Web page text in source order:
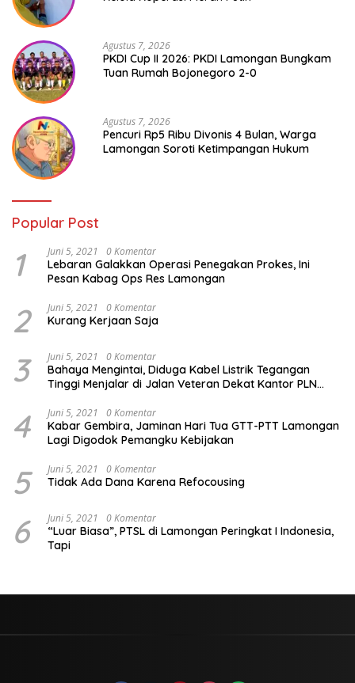
Agustus 7, 2026
PKDI Cup II 2026: PKDI Lamongan Bungkam
Tuan Rumah Bojonegoro 2-0
Agustus 7, 2026
Pencuri Rp5 Ribu Divonis 4 Bulan, Warga
Lamongan Soroti Ketimpangan Hukum
Popular Post
1 Juni 5, 2021 0 Komentar
Lebaran Galakkan Operasi Penegakan Prokes, Ini
Pesan Kabag Ops Res Lamongan
2 Juni 5, 2021 0 Komentar
Kurang Kerjaan Saja
3 Juni 5, 2021 0 Komentar
Bahaya Mengintai, Diduga Kabel Listrik Tegangan
Tinggi Menjalar di Jalan Veteran Dekat Kantor PLN
4 Juni 5, 2021 0 Komentar
Kabar Gembira, Jaminan Hari Tua GTT-PTT Lamongan
Lagi Digodok Pemangku Kebijakan
5 Juni 5, 2021 0 Komentar
Tidak Ada Dana Karena Refocousing
6 Juni 5, 2021 0 Komentar
“Luar Biasa”, PTSL di Lamongan Peringkat I Indonesia,
Tapi